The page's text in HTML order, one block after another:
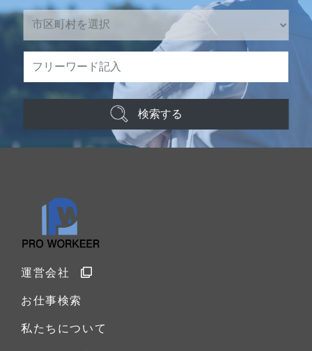
検索する
運営会社
お仕事検索
私たちについて